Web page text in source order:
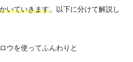
いていきます。以下に分けて解説し
ウを使ってふんわりと